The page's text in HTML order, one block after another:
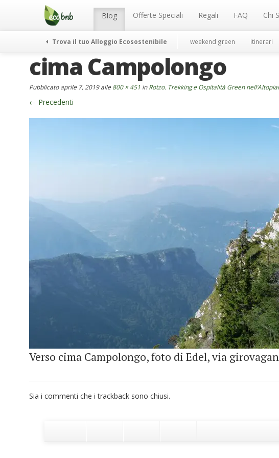
Menu Blog Offerte Speciali Regali FAQ Chi
Trova il tuo Alloggio Ecosostenibile weekend green itinerari
cima Campolongo
Pubblicatoaprile 7, 2019alle 800 × 451 inRotzo. Trekking e Ospitalità Green
← Precedenti
Verso cima Campolongo, foto di Edel, via
Sia i commenti che i trackback sono chiusi.